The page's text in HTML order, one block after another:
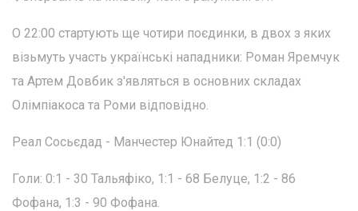
О 22:00 стартують ще чотири поєдинки, в двох з яких
візьмуть участь українські нападники: Роман Яремчук
та Артем Довбик з'являться в основних складах
Олімпіакоса та Роми відповідно.
Реал Сосьєдад - Манчестер Юнайтед 1:1 (0:0)
Голи: 0:1 - 30 Тальяфіко, 1:1 - 68 Белуце, 1:2 - 86
Фофана, 1:3 - 90 Фофана.